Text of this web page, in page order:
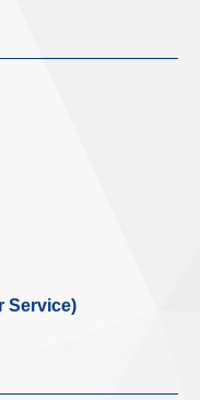
Service)